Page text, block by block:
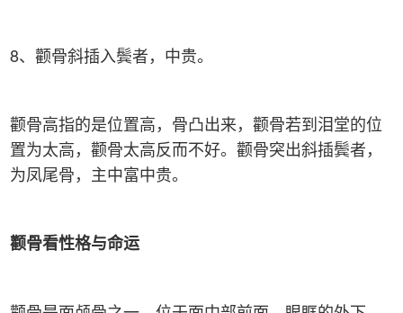
8、颧骨斜插入鬓者，中贵。
颧骨高指的是位置高，骨凸出来，颧骨若到泪堂的位
置为太高，颧骨太高反而不好。颧骨突出斜插鬓者，
为凤尾骨，主中富中贵。
颧骨看性格与命运